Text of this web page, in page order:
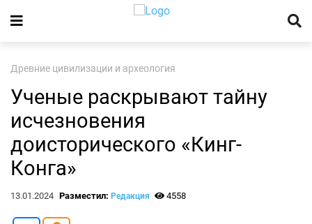
Древние цивилизации и археология
Ученые раскрывают тайну
исчезновения
доисторического «Кинг-
Конга»
13.01.2024 Разместил: Редакция 4558